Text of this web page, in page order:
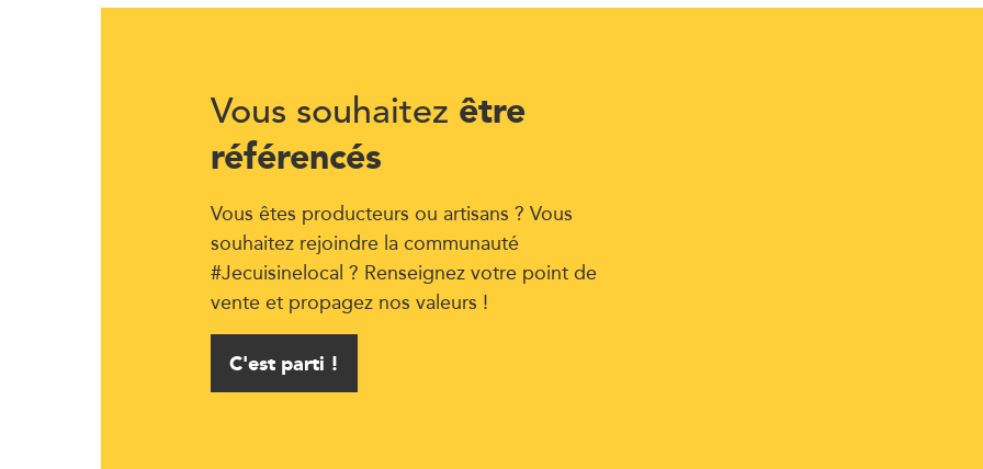
Vous souhaitez être
référencés
Vous êtes producteurs ou artisans ? Vous
souhaitez rejoindre la communauté
#Jecuisinelocal ? Renseignez votre point de
vente et propagez nos valeurs !
C'est parti !